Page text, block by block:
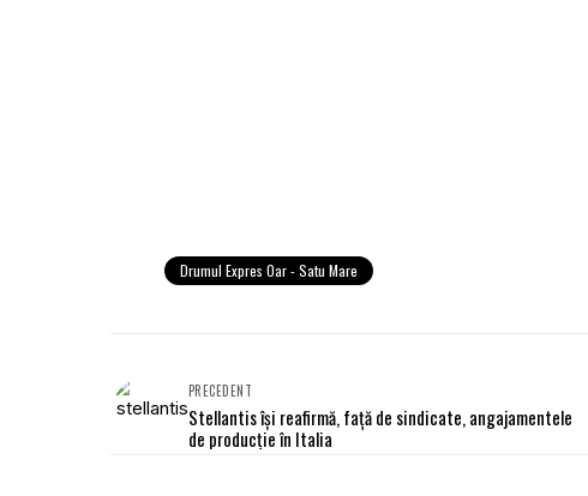
Drumul Expres Oar - Satu Mare
PRECEDENT
Stellantis își reafirmă, față de sindicate, angajamentele
de producție în Italia